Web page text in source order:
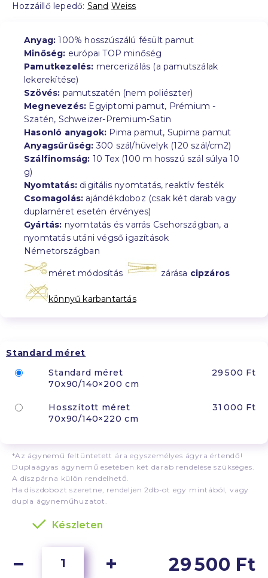
Hozzáillő lepedő: Sand Weiss
Anyag: 100% hosszúszálú fésült pamut
Minőség: európai TOP minőség
Pamutkezelés: mercerizálás (a pamutszálak
lekerekítése)
Szövés: pamutszatén (nem poliészter)
Megnevezés: Egyiptomi pamut, Prémium -
Szatén, Schweizer-Premium-Satin
Hasonló anyagok: Pima pamut, Supima pamut
Anyagsűrűség: 300 szál/hüvelyk (120 szál/cm2)
Szálfinomság: 10 Tex (100 m hosszú szál súlya 10
g)
Nyomtatás: digitális nyomtatás, reaktív festék
Csomagolás: ajándékdoboz (csak két darab vagy
duplaméret esetén érvényes)
Gyártás: nyomtatás és varrás Csehországban, a
nyomtatás utáni végső igazítások
Németországban
méret módosítás zárása cipzáros
könnyű karbantartás
Standard méret
Standard méret
70x90/140×200 cm
29 500 Ft
Hosszított méret
70x90/140×220 cm
31 000 Ft
*Az ágynemű feltüntetett ára egyszemélyes ágyra értendő!
Duplaágyas ágynemű esetében két darab rendelése szükséges.
A díszpárna külön rendelhető.
Ha díszdobozt szeretne, rendeljen 2db-ot egy mintából, vagy
dupla ágyneműhuzatot.
Készleten
29 500 Ft